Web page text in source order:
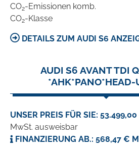
CO2-Emissionen komb.
CO2-Klasse
DETAILS ZUM AUDI S6
AUDI S6 AVANT TDI
*AHK*PANO*HEAD-
UNSER PREIS FÜR SIE:
MwSt. ausweisbar
FINANZIERUNG AB.: 568,47 €